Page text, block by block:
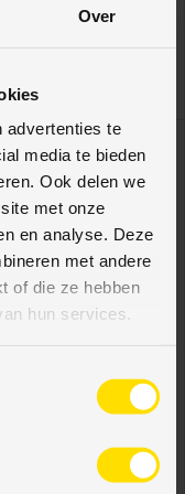
Over
advertenties te
media te bieden
Ook delen we
met onze
en analyse. Deze
met andere
of die ze hebben
hun services.
prijs
/m